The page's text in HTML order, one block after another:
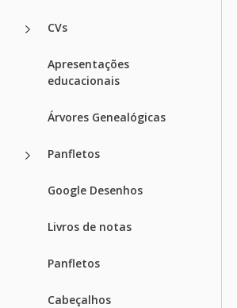
CVs
Apresentações
educacionais
Árvores Genealógicas
Panfletos
Google Desenhos
Livros de notas
Panfletos
Cabeçalhos